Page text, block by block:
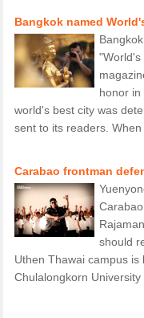
Bangkok named
"World's
honor
world's best city was
sent to its readers. When
Carabao frontman
should
Uthen Thawai campus
Chulalongkorn University